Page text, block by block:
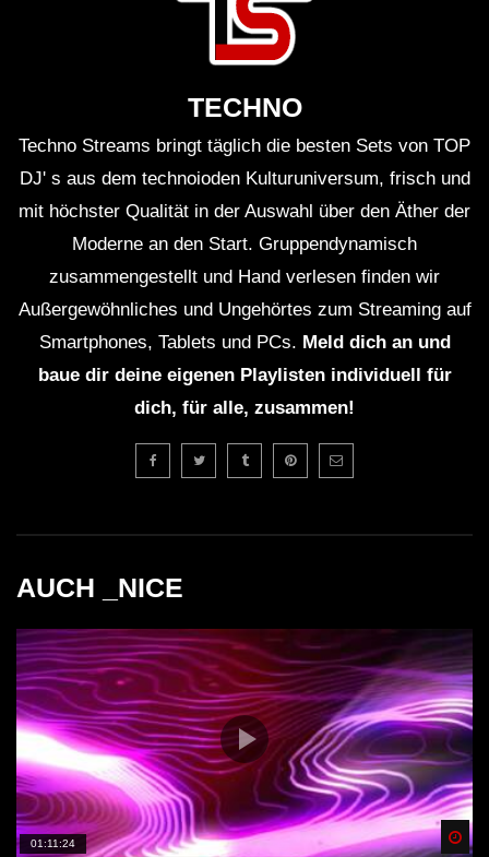
TECHNO
Techno Streams bringt täglich die besten Sets von TOP
DJ' s aus dem technoioden Kulturuniversum, frisch und
mit höchster Qualität in der Auswahl über den Äther der
Moderne an den Start. Gruppendynamisch
zusammengestellt und Hand verlesen finden wir
Außergewöhnliches und Ungehörtes zum Streaming auf
Smartphones, Tablets und PCs. Meld dich an und
baue dir deine eigenen Playlisten individuell für
dich, für alle, zusammen!
AUCH _NICE
01:11:24